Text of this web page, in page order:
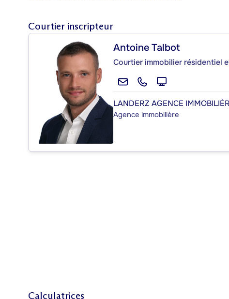
Courtier inscripteur
Antoine Talbot
Courtier immobilier résidentiel
LANDERZ AGENCE
Agence immobilière
Calculatrices